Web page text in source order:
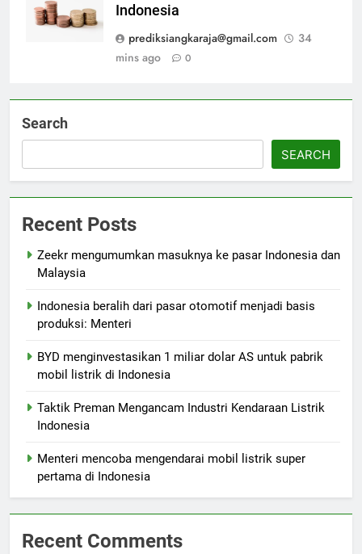
Indonesia
prediksiangkaraja@gmail.com
34
mins ago
0
Search
SEARCH
Recent Posts
Zeekr mengumumkan masuknya ke pasar Indonesia dan
Malaysia
Indonesia beralih dari pasar otomotif menjadi basis
produksi: Menteri
BYD menginvestasikan 1 miliar dolar AS untuk pabrik
mobil listrik di Indonesia
Taktik Preman Mengancam Industri Kendaraan Listrik
Indonesia
Menteri mencoba mengendarai mobil listrik super
pertama di Indonesia
Recent Comments